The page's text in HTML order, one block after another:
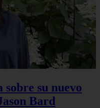
su nuevo
Bard